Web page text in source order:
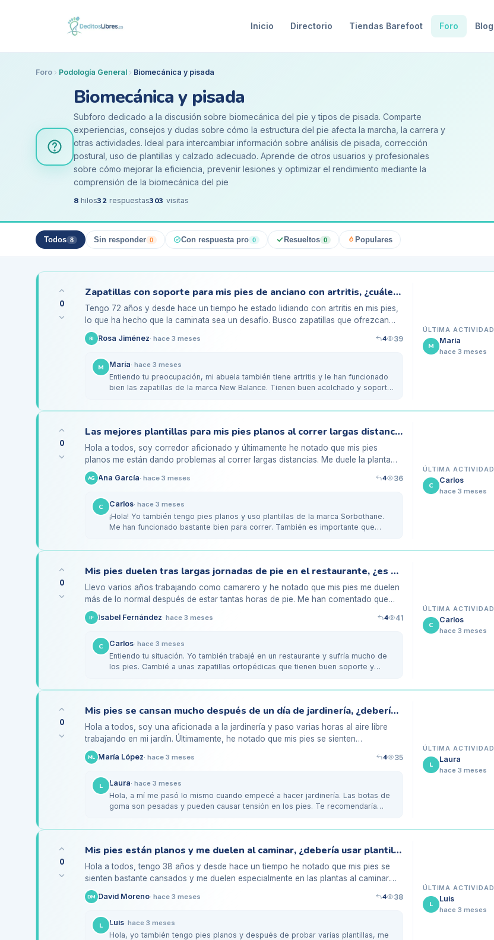
Inicio Directorio Tiendas Barefoot Foro Blog
Foro Podología General Biomecánica y pisada
Biomecánica y pisada
Subforo dedicado a la discusión sobre biomecánica del pie y tipos de pisada. Comparte
experiencias, consejos y dudas sobre cómo la estructura del pie afecta la marcha, la carrera y
otras actividades. Ideal para intercambiar información sobre análisis de pisada, corrección
postural, uso de plantillas y calzado adecuado. Aprende de otros usuarios y profesionales
sobre cómo mejorar la eficiencia, prevenir lesiones y optimizar el rendimiento mediante la
comprensión de la biomecánica del pie
8 hilos32 respuestas303 visitas
Todos 8 Sin responder 0 Con respuesta pro 0 Resueltos 0 Populares
0
Zapatillas con soporte para mis pies de anciano con artritis, ¿cuáles son las mejores?
Tengo 72 años y desde hace un tiempo he estado lidiando con artritis en mis pies,
lo que ha hecho que la caminata sea un desafío. Busco zapatillas que ofrezcan
buen soporte y…
RJ Rosa Jiménez· hace 3 meses 4 39
M María· hace 3 meses
Entiendo tu preocupación, mi abuela también tiene artritis y le han funcionado
bien las zapatillas de la marca New Balance. Tienen buen acolchado y soporte
ÚLTIMA ACTIVIDAD
M
María
hace 3 meses
0
Las mejores plantillas para mis pies planos al correr largas distancias
Hola a todos, soy corredor aficionado y últimamente he notado que mis pies
planos me están dando problemas al correr largas distancias. Me duele la planta
del pie y siento que mi…
AG Ana García· hace 3 meses 4 36
C Carlos· hace 3 meses
¡Hola! Yo también tengo pies planos y uso plantillas de la marca Sorbothane.
Me han funcionado bastante bien para correr. También es importante que
ÚLTIMA ACTIVIDAD
C
Carlos
hace 3 meses
0
Mis pies duelen tras largas jornadas de pie en el restaurante, ¿es por mi pisada?
Llevo varios años trabajando como camarero y he notado que mis pies me duelen
más de lo normal después de estar tantas horas de pie. Me han comentado que
podría ser por mi forma…
IF Isabel Fernández· hace 3 meses 4 41
C Carlos· hace 3 meses
Entiendo tu situación. Yo también trabajé en un restaurante y sufría mucho de
los pies. Cambié a unas zapatillas ortopédicas que tienen buen soporte y
ÚLTIMA ACTIVIDAD
C
Carlos
hace 3 meses
0
Mis pies se cansan mucho después de un día de jardinería, ¿debería cambiar mis botas?
Hola a todos, soy una aficionada a la jardinería y paso varias horas al aire libre
trabajando en mi jardín. Últimamente, he notado que mis pies se sienten
extremadamente cansados…
ML María López· hace 3 meses 4 35
L Laura· hace 3 meses
Hola, a mí me pasó lo mismo cuando empecé a hacer jardinería. Las botas de
goma son pesadas y pueden causar tensión en los pies. Te recomendaría
ÚLTIMA ACTIVIDAD
L
Laura
hace 3 meses
0
Mis pies están planos y me duelen al caminar, ¿debería usar plantillas personalizadas?
Hola a todos, tengo 38 años y desde hace un tiempo he notado que mis pies se
sienten bastante cansados y me duelen especialmente en las plantas al caminar.
Visité a un podólogo y…
DM David Moreno· hace 3 meses 4 38
L Luis· hace 3 meses
Hola, yo también tengo pies planos y después de probar varias plantillas, me
ÚLTIMA ACTIVIDAD
L
Luis
hace 3 meses